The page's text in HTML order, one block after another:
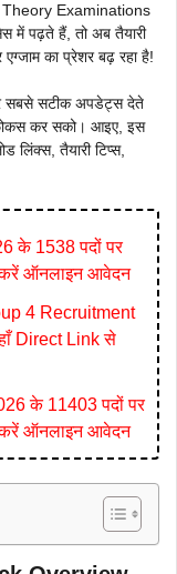
Theory Examinations
में पढ़ते हैं, तो अब तैयारी
का प्रेशर बढ़ रहा है!
सबसे सटीक अपडेट्स देते
कर सको। आइए, इस
लिंक्स, तैयारी टिप्स,
के 1538 पदों पर
करें ऑनलाइन आवेदन
4 Recruitment
Direct Link से
के 11403 पदों पर
करें ऑनलाइन आवेदन